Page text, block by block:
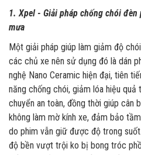
1. Xpel - Giải pháp chống chói
mưa
Một giải pháp giúp làm giảm độ
các chủ xe nên sử dụng đó là dán
nghệ Nano Ceramic hiện đại, tiên
năng chống chói, giảm lóa hiệu
chuyển an toàn, đồng thời giúp cân
không làm mờ kính xe, đảm bảo
do phim vẫn giữ được độ trong
độ bền vượt trội ko bị bong tróc